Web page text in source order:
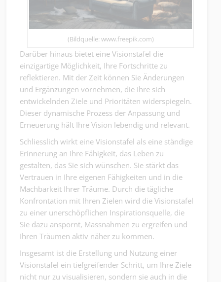
(Bildquelle: www.freepik.com)
Darüber hinaus bietet eine Visionstafel die
einzigartige Möglichkeit, Ihre Fortschritte zu
reflektieren. Mit der Zeit können Sie Änderungen
und Ergänzungen vornehmen, die Ihre sich
entwickelnden Ziele und Prioritäten widerspiegeln.
Dieser dynamische Prozess der Anpassung und
Erneuerung hält Ihre Vision lebendig und relevant.
Schliesslich wirkt eine Visionstafel als eine ständige
Erinnerung an Ihre Fähigkeit, das Leben zu
gestalten, das Sie sich wünschen. Sie stärkt das
Vertrauen in Ihre eigenen Fähigkeiten und in die
Machbarkeit Ihrer Träume. Durch die tägliche
Konfrontation mit Ihren Zielen wird die Visionstafel
zu einer unerschöpflichen Inspirationsquelle, die
Sie dazu anspornt, Massnahmen zu ergreifen und
Ihren Träumen aktiv näher zu kommen.
Insgesamt ist die Erstellung und Nutzung einer
Visionstafel ein tiefgreifender Schritt, um Ihre Ziele
nicht nur zu visualisieren, sondern sie auch in die